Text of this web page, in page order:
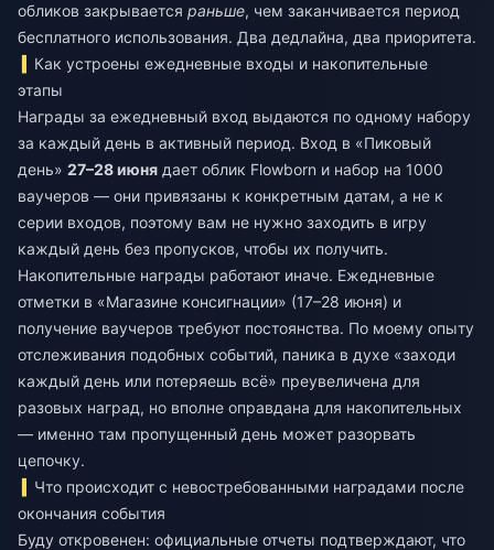
обликов закрывается раньше, чем заканчивается период
бесплатного использования. Два дедлайна, два приоритета.
Как устроены ежедневные входы и накопительные
этапы
Награды за ежедневный вход выдаются по одному набору
за каждый день в активный период. Вход в «Пиковый
день» 27–28 июня дает облик Flowborn и набор на 1000
ваучеров — они привязаны к конкретным датам, а не к
серии входов, поэтому вам не нужно заходить в игру
каждый день без пропусков, чтобы их получить.
Накопительные награды работают иначе. Ежедневные
отметки в «Магазине консигнации» (17–28 июня) и
получение ваучеров требуют постоянства. По моему опыту
отслеживания подобных событий, паника в духе «заходи
каждый день или потеряешь всё» преувеличена для
разовых наград, но вполне оправдана для накопительных
— именно там пропущенный день может разорвать
цепочку.
Что происходит с невостребованными наградами после
окончания события
Буду откровенен: официальные отчеты подтверждают, что